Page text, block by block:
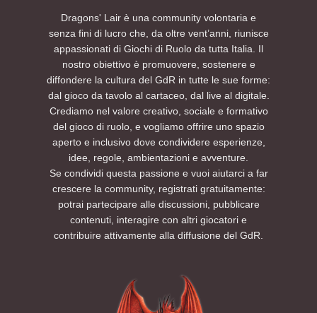
Dragons' Lair è una community volontaria e
senza fini di lucro che, da oltre vent’anni, riunisce
appassionati di Giochi di Ruolo da tutta Italia. Il
nostro obiettivo è promuovere, sostenere e
diffondere la cultura del GdR in tutte le sue forme:
dal gioco da tavolo al cartaceo, dal live al digitale.
Crediamo nel valore creativo, sociale e formativo
del gioco di ruolo, e vogliamo offrire uno spazio
aperto e inclusivo dove condividere esperienze,
idee, regole, ambientazioni e avventure.
Se condividi questa passione e vuoi aiutarci a far
crescere la community, registrati gratuitamente:
potrai partecipare alle discussioni, pubblicare
contenuti, interagire con altri giocatori e
contribuire attivamente alla diffusione del GdR.